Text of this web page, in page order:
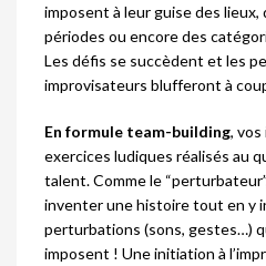
imposent à leur guise des lieux,
périodes ou encore des
Les défis se succèdent et les
improvisateurs blufferont à
En formule team-building, vos
exercices ludiques réalisés au
talent. Comme le
inventer une histoire tout en y
perturbations (sons, gestes…)
imposent ! Une initiation à